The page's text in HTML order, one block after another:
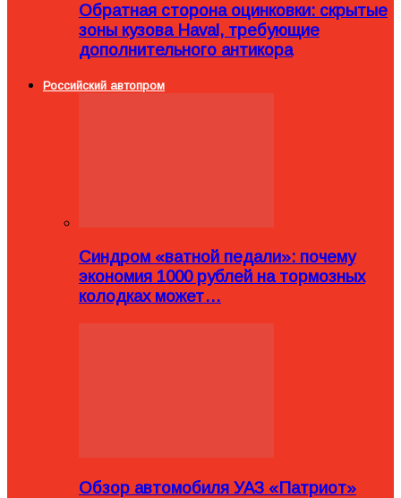
Обратная сторона оцинковки: скрытые
зоны кузова Haval, требующие
дополнительного антикора
Российский автопром
Синдром «ватной педали»: почему
экономия 1000 рублей на тормозных
колодках может…
Обзор автомобиля УАЗ «Патриот»